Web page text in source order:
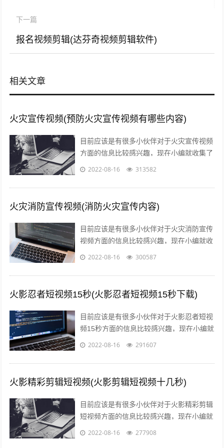
下一篇
报名视频剪辑(达芬奇视频剪辑软件)
相关文章
火灾宣传视频(预防火灾宣传视频有哪些内容)
目前应该是有很多小伙伴对于火灾宣传视频
方面的信息比较感兴趣，现在小编就收集了
一些与预防火灾宣传视频有哪些内容相关的
2022-08-16 313582
火灾消防宣传视频(消防火灾宣传内容)
目前应该是有很多小伙伴对于火灾消防宣传
视频方面的信息比较感兴趣，现在小编就收
集了一些与消防火灾宣传内容相关的信息来
2022-08-16 300587
火影忍者短视频15秒(火影忍者短视频15秒下载)
目前应该是有很多小伙伴对于火影忍者短视
频15秒方面的信息比较感兴趣，现在小编就
收集了一些与火影忍者短视频15秒下载相关
2022-08-16 291607
火影精彩剪辑短视频(火影剪辑短视频十几秒)
目前应该是有很多小伙伴对于火影精彩剪辑
短视频方面的信息比较感兴趣，现在小编就
收集了一些与火影剪辑短视频十几秒相关的
2022-08-16 277908